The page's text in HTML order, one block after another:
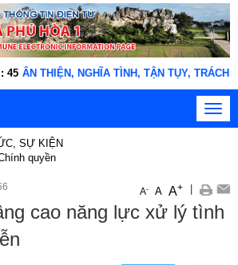
: 46 NGHĨA TÌNH, TẬN TỤY, TRÁCH NHIỆM,
SỰ KIỆN
quyền
A- A A+
cao năng lực xử lý tình